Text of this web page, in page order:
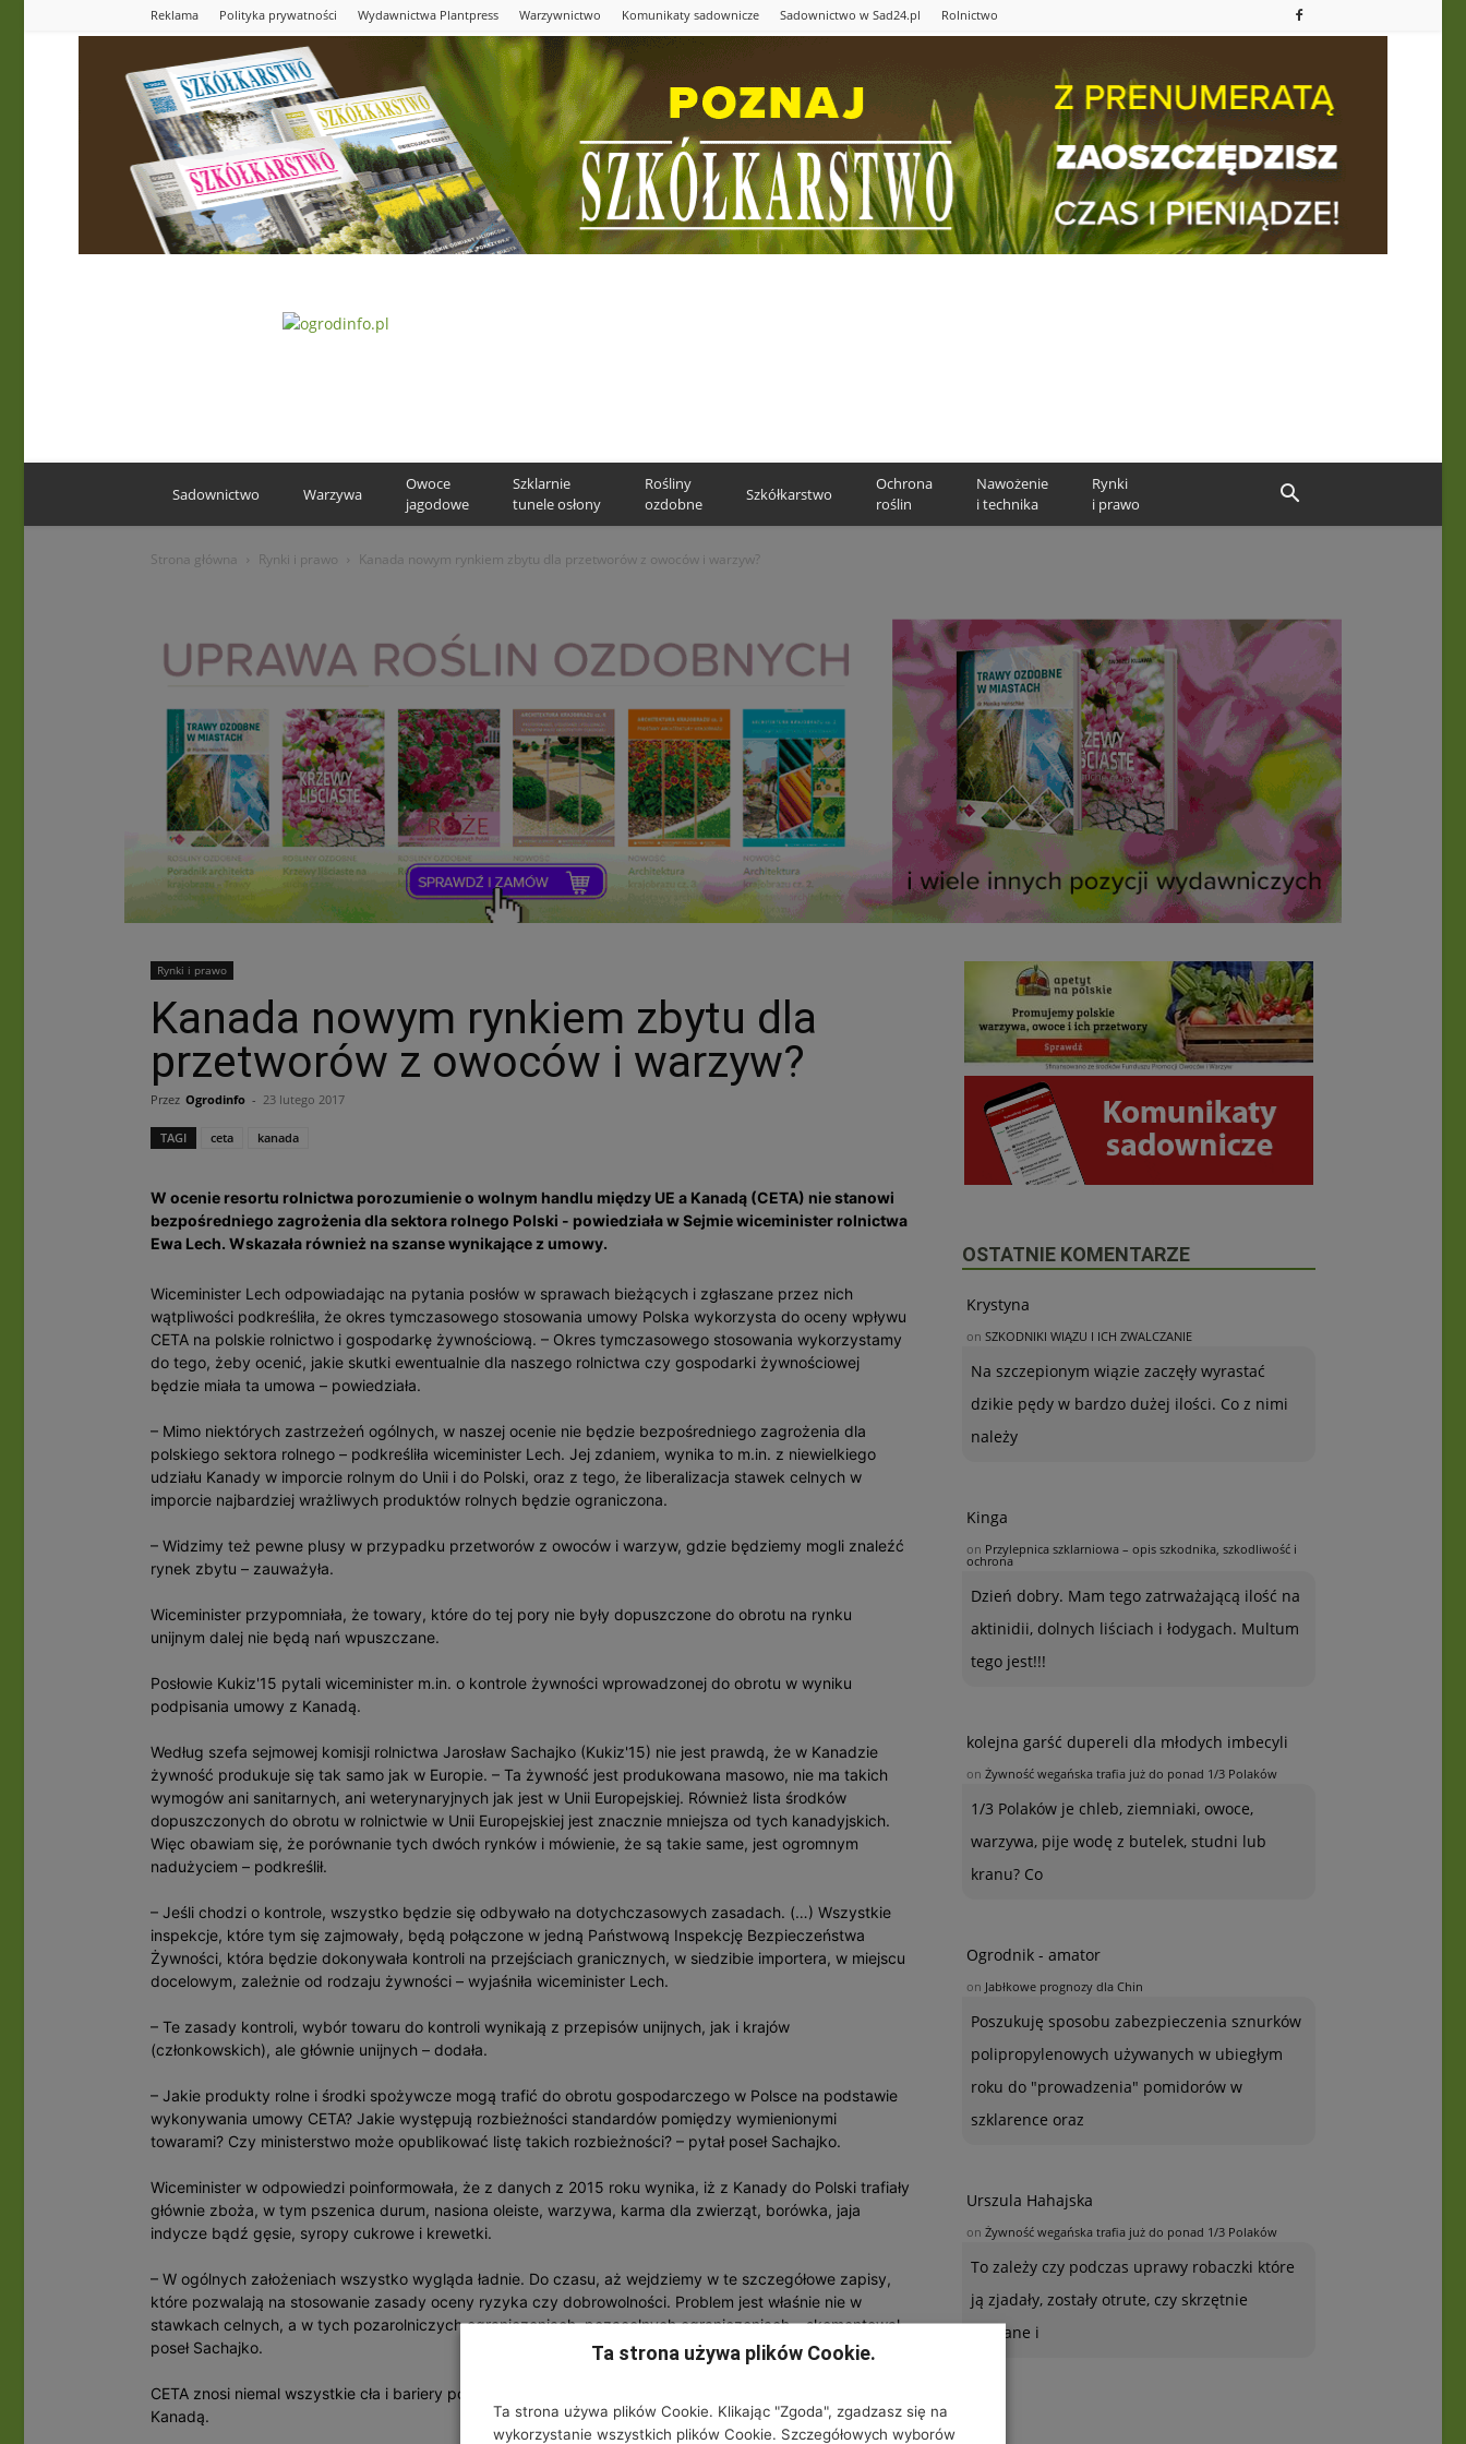
Reklama Polityka prywatności Wydawnictwa Plantpress Warzywnictwo Komunikaty sadownicze Sadownictwo w Sad24.pl Rolnictwo
Sadownictwo Warzywa
Owoce
jagodowe
Szklarnie
tunele osłony
Rośliny
ozdobne
Szkółkarstwo
Ochrona
roślin
Nawożenie
i technika
Rynki
i prawo
Strona główna Rynki i prawo Kanada nowym rynkiem zbytu dla przetworów z owoców i warzyw?
Rynki i prawo
Kanada nowym rynkiem zbytu dla
przetworów z owoców i warzyw?
Przez Ogrodinfo - 23 lutego 2017
TAGI ceta kanada
W ocenie resortu rolnictwa porozumienie o wolnym handlu między UE a Kanadą (CETA) nie stanowi
bezpośredniego zagrożenia dla sektora rolnego Polski - powiedziała w Sejmie wiceminister rolnictwa
Ewa Lech. Wskazała również na szanse wynikające z umowy.
Wiceminister Lech odpowiadając na pytania posłów w sprawach bieżących i zgłaszane przez nich
wątpliwości podkreśliła, że okres tymczasowego stosowania umowy Polska wykorzysta do oceny wpływu
CETA na polskie rolnictwo i gospodarkę żywnościową. – Okres tymczasowego stosowania wykorzystamy
do tego, żeby ocenić, jakie skutki ewentualnie dla naszego rolnictwa czy gospodarki żywnościowej
będzie miała ta umowa – powiedziała.
– Mimo niektórych zastrzeżeń ogólnych, w naszej ocenie nie będzie bezpośredniego zagrożenia dla
polskiego sektora rolnego – podkreśliła wiceminister Lech. Jej zdaniem, wynika to m.in. z niewielkiego
udziału Kanady w imporcie rolnym do Unii i do Polski, oraz z tego, że liberalizacja stawek celnych w
imporcie najbardziej wrażliwych produktów rolnych będzie ograniczona.
– Widzimy też pewne plusy w przypadku przetworów z owoców i warzyw, gdzie będziemy mogli znaleźć
rynek zbytu – zauważyła.
Wiceminister przypomniała, że towary, które do tej pory nie były dopuszczone do obrotu na rynku
unijnym dalej nie będą nań wpuszczane.
Posłowie Kukiz'15 pytali wiceminister m.in. o kontrole żywności wprowadzonej do obrotu w wyniku
podpisania umowy z Kanadą.
Według szefa sejmowej komisji rolnictwa Jarosław Sachajko (Kukiz'15) nie jest prawdą, że w Kanadzie
żywność produkuje się tak samo jak w Europie. – Ta żywność jest produkowana masowo, nie ma takich
wymogów ani sanitarnych, ani weterynaryjnych jak jest w Unii Europejskiej. Również lista środków
dopuszczonych do obrotu w rolnictwie w Unii Europejskiej jest znacznie mniejsza od tych kanadyjskich.
Więc obawiam się, że porównanie tych dwóch rynków i mówienie, że są takie same, jest ogromnym
nadużyciem – podkreślił.
– Jeśli chodzi o kontrole, wszystko będzie się odbywało na dotychczasowych zasadach. (…) Wszystkie
inspekcje, które tym się zajmowały, będą połączone w jedną Państwową Inspekcję Bezpieczeństwa
Żywności, która będzie dokonywała kontroli na przejściach granicznych, w siedzibie importera, w miejscu
docelowym, zależnie od rodzaju żywności – wyjaśniła wiceminister Lech.
– Te zasady kontroli, wybór towaru do kontroli wynikają z przepisów unijnych, jak i krajów
(członkowskich), ale głównie unijnych – dodała.
– Jakie produkty rolne i środki spożywcze mogą trafić do obrotu gospodarczego w Polsce na podstawie
wykonywania umowy CETA? Jakie występują rozbieżności standardów pomiędzy wymienionymi
towarami? Czy ministerstwo może opublikować listę takich rozbieżności? – pytał poseł Sachajko.
Wiceminister w odpowiedzi poinformowała, że z danych z 2015 roku wynika, iż z Kanady do Polski trafiały
głównie zboża, w tym pszenica durum, nasiona oleiste, warzywa, karma dla zwierząt, borówka, jaja
indycze bądź gęsie, syropy cukrowe i krewetki.
– W ogólnych założeniach wszystko wygląda ładnie. Do czasu, aż wejdziemy w te szczegółowe zapisy,
które pozwalają na stosowanie zasady oceny ryzyka czy dobrowolności. Problem jest właśnie nie w
stawkach celnych, a w tych pozarolniczych ograniczeniach, pozacelnych ograniczeniach – skomentował
poseł Sachajko.
CETA znosi niemal wszystkie cła i bariery pozataryfowe, a także liberalizuje handel usługami między UE a
Kanadą.
OSTATNIE KOMENTARZE
Krystyna
on SZKODNIKI WIĄZU I ICH ZWALCZANIE
Na szczepionym wiązie zaczęły wyrastać
dzikie pędy w bardzo dużej ilości. Co z nimi
należy
Kinga
on Przylepnica szklarniowa – opis szkodnika, szkodliwość i
ochrona
Dzień dobry. Mam tego zatrważającą ilość na
aktinidii, dolnych liściach i łodygach. Multum
tego jest!!!
kolejna garść dupereli dla młodych imbecyli
on Żywność wegańska trafia już do ponad 1/3 Polaków
1/3 Polaków je chleb, ziemniaki, owoce,
warzywa, pije wodę z butelek, studni lub
kranu? Co
Ogrodnik - amator
on Jabłkowe prognozy dla Chin
Poszukuję sposobu zabezpieczenia sznurków
polipropylenowych używanych w ubiegłym
roku do "prowadzenia" pomidorów w
szklarence oraz
Urszula Hahajska
on Żywność wegańska trafia już do ponad 1/3 Polaków
To zależy czy podczas uprawy robaczki które
ją zjadały, zostały otrute, czy skrzętnie
zebrane i
Ta strona używa plików Cookie.
Ta strona używa plików Cookie. Klikając "Zgoda", zgadzasz się na
wykorzystanie wszystkich plików Cookie. Szczegółowych wyborów